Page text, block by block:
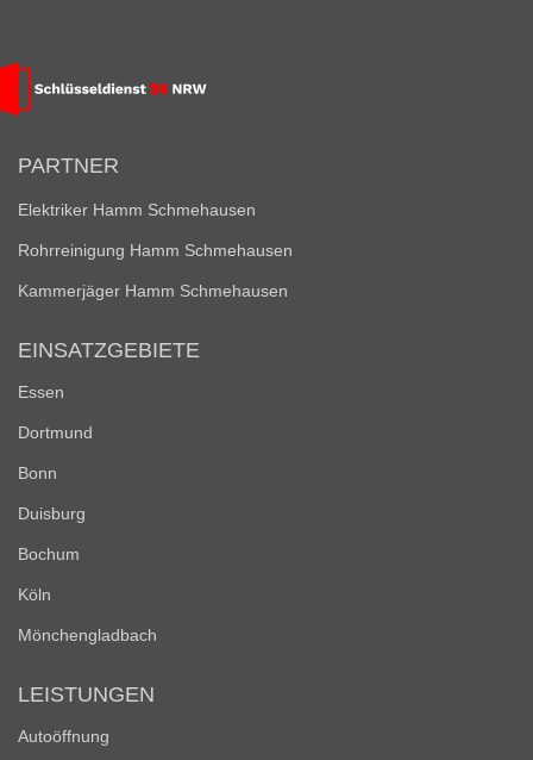
PARTNER
Elektriker Hamm Schmehausen
Rohrreinigung Hamm Schmehausen
Kammerjäger Hamm Schmehausen
EINSATZGEBIETE
Essen
Dortmund
Bonn
Duisburg
Bochum
Köln
Mönchengladbach
LEISTUNGEN
Autoöffnung